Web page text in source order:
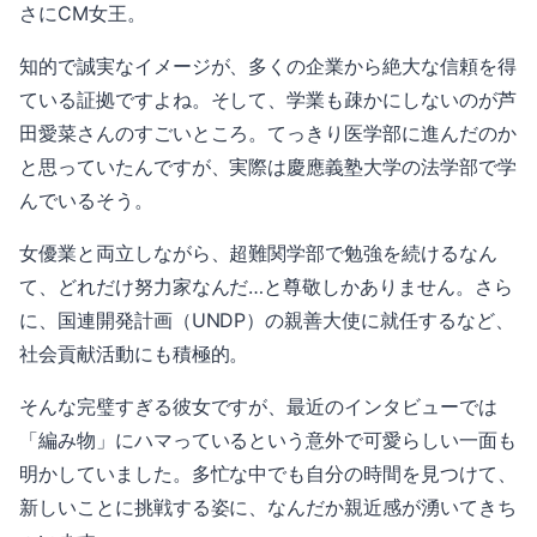
さにCM女王。
知的で誠実なイメージが、多くの企業から絶大な信頼を得
ている証拠ですよね。そして、学業も疎かにしないのが芦
田愛菜さんのすごいところ。てっきり医学部に進んだのか
と思っていたんですが、実際は慶應義塾大学の法学部で学
んでいるそう。
女優業と両立しながら、超難関学部で勉強を続けるなん
て、どれだけ努力家なんだ…と尊敬しかありません。さら
に、国連開発計画（UNDP）の親善大使に就任するなど、
社会貢献活動にも積極的。
そんな完璧すぎる彼女ですが、最近のインタビューでは
「編み物」にハマっているという意外で可愛らしい一面も
明かしていました。多忙な中でも自分の時間を見つけて、
新しいことに挑戦する姿に、なんだか親近感が湧いてきち